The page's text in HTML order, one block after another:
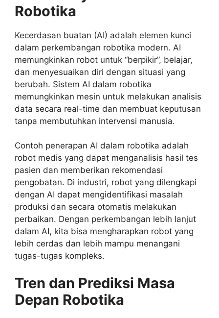
Robotika
Kecerdasan buatan (AI) adalah elemen kunci
dalam perkembangan robotika modern. AI
memungkinkan robot untuk “berpikir”, belajar,
dan menyesuaikan diri dengan situasi yang
berubah. Sistem AI dalam robotika
memungkinkan mesin untuk melakukan analisis
data secara real-time dan membuat keputusan
tanpa membutuhkan intervensi manusia.
Contoh penerapan AI dalam robotika adalah
robot medis yang dapat menganalisis hasil tes
pasien dan memberikan rekomendasi
pengobatan. Di industri, robot yang dilengkapi
dengan AI dapat mengidentifikasi masalah
produksi dan secara otomatis melakukan
perbaikan. Dengan perkembangan lebih lanjut
dalam AI, kita bisa mengharapkan robot yang
lebih cerdas dan lebih mampu menangani
tugas-tugas kompleks.
Tren dan Prediksi Masa
Depan Robotika